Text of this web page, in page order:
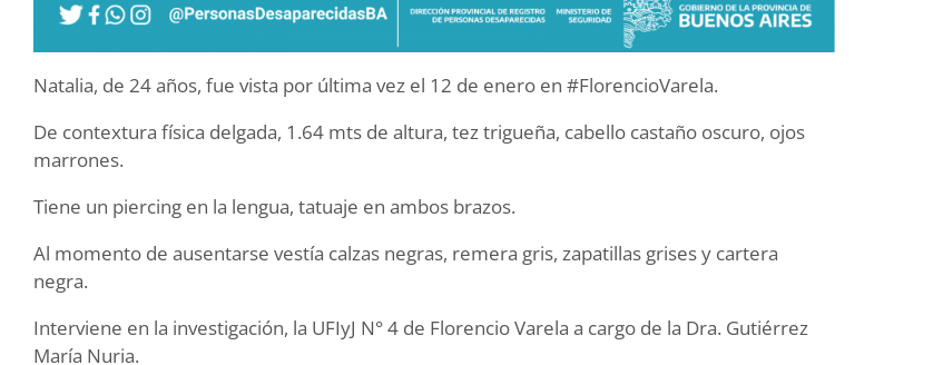
Natalia, de 24 años, fue vista por última vez el 12 de enero en #FlorencioVarela.
De contextura física delgada, 1.64 mts de altura, tez trigueña, cabello castaño oscuro, ojos
marrones.
Tiene un piercing en la lengua, tatuaje en ambos brazos.
Al momento de ausentarse vestía calzas negras, remera gris, zapatillas grises y cartera
negra.
Interviene en la investigación, la UFIyJ N° 4 de Florencio Varela a cargo de la Dra. Gutiérrez
María Nuria.